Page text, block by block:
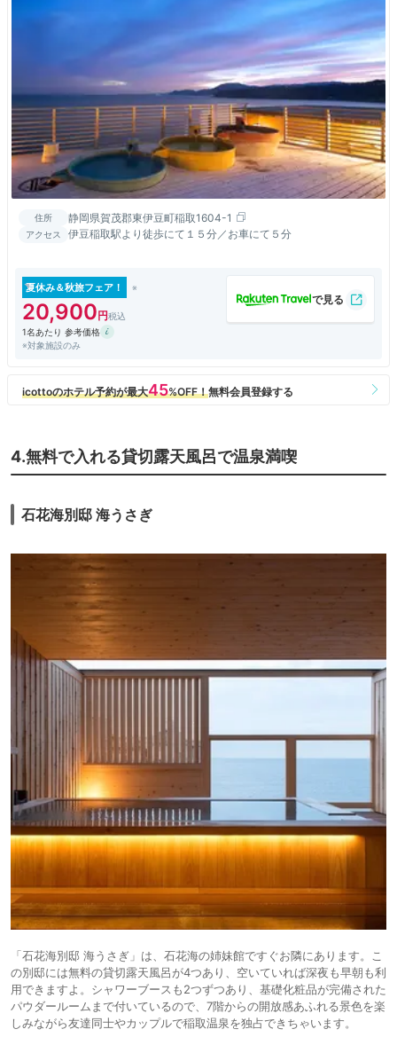
住所 静岡県賀茂郡東伊豆町稲取1604-1
アクセス 伊豆稲取駅より徒歩にて１５分／お車にて５分
夏休み＆秋旅フェア！
20,900
1名あたり 参考価格
※対象施設のみ
4.無料で入れる貸切露天風呂で温泉満喫
石花海別邸 海うさぎ
「石花海別邸 海うさぎ」は、石花海の姉妹館ですぐお隣にあります。こ
の別邸には無料の貸切露天風呂が4つあり、空いていれば深夜も早朝も利
用できますよ。シャワーブースも2つずつあり、基礎化粧品が完備された
パウダールームまで付いているので、7階からの開放感あふれる景色を楽
しみながら友達同士やカップルで稲取温泉を独占できちゃいます。